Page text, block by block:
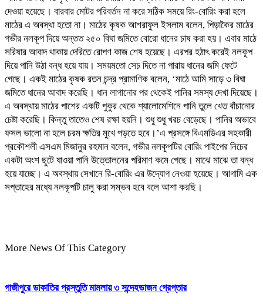
দেওয়া হয়েছে। বারবার মোটর পরিবর্তন না করে সঠিক সময়ে রিং-বোরিং করা হলে
মাঠের এ অবস্থা হতো না। মাঠের কৃষক আশরাফুল ইসলাম বলেন, পিড়াকৈর মাঠের
গভীর নলকূপ দিয়ে অন্তত ২৫০ বিঘা জমিতে বোরো ধানের চাষ করা হয়। এবার মাঠে
সরিষার আবাদ থাকায় দেরিতে রোপণ কাজ শেষ হয়েছে। এরপর হঠাৎ করেই নলকূপ
দিয়ে পানি উঠা বন্ধ হয়ে যায়। সময়মতো সেচ দিতে না পারায় ধানের জমি ফেটে
গেছে। একই মাঠের কৃষক রতন চন্দ্র প্রামাণিক বলেন, ‘মাঠে আমি সাড়ে ৩ বিঘা
জমিতে ধানের আবাদ করেছি। ধান লাগানোর পর থেকেই পানির সমস্য দেখা দিয়েছে।
এ অবস্থায় মাঠের পাশের একটি পুকুর থেকে শ্যালোমেশিনে পানি তুলে খেত বাঁচানোর
চেষ্টা করেছি। কিন্তু তাতেও শেষ রক্ষা হয়নি। শুধু শুধু খরচ বেড়েছে। পানির অভাবে
ফসল ভালো না হলে চরম ক্ষতির মুখে পড়তে হবে।’এ প্রসঙ্গে বিএমডিএর সহকারী
প্রকৌশলী এসএম মিজানুর রহমান বলেন, গভীর নলকূপটির বোরিং পাইপের নিচের
একটা অংশ ছুটে যাওয়া পানি উত্তোলনের পরিমাণ কমে গেছে। মাঝে মাঝে তা বন্ধ
হয়ে যাচ্ছে। এ অবস্থায় সেখানে রি-বোরিং এর উদ্যোগ নেওয়া হয়েছে। আগামি এক
সপ্তাহের মধ্যে নলকূপটি চালু করা সম্ভব হবে বলে আশা করছি।
More News Of This Category
গাজীপুরে ডাকাতির প্রস্তুতি মামলায় ৩ সন্দেহভাজন গ্রেপ্তার